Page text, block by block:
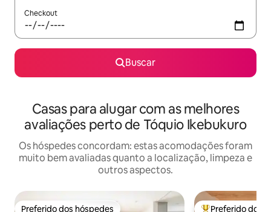
Checkout
Buscar
Casas para alugar com as melhores
avaliações perto de Tóquio Ikebukuro
Os hóspedes concordam: estas acomodações foram
muito bem avaliadas quanto a localização, limpeza e
outros aspectos.
Preferido dos hóspedes Preferido dos